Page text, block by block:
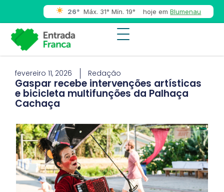
26° Máx. 31° Mín. 19° hoje em Blumenau
fevereiro 11, 2026 Redação
Gaspar recebe intervenções artísticas
e bicicleta multifunções da Palhaça
Cachaça